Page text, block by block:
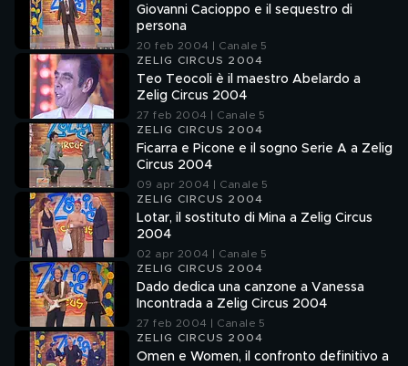
Giovanni Cacioppo e il sequestro di
persona
20 feb 2004 | Canale 5
ZELIG CIRCUS 2004
Teo Teocoli è il maestro Abelardo a
Zelig Circus 2004
27 feb 2004 | Canale 5
ZELIG CIRCUS 2004
Ficarra e Picone e il sogno Serie A a Zelig
Circus 2004
09 apr 2004 | Canale 5
ZELIG CIRCUS 2004
Lotar, il sostituto di Mina a Zelig Circus
2004
02 apr 2004 | Canale 5
ZELIG CIRCUS 2004
Dado dedica una canzone a Vanessa
Incontrada a Zelig Circus 2004
27 feb 2004 | Canale 5
ZELIG CIRCUS 2004
Omen e Women, il confronto definitivo a